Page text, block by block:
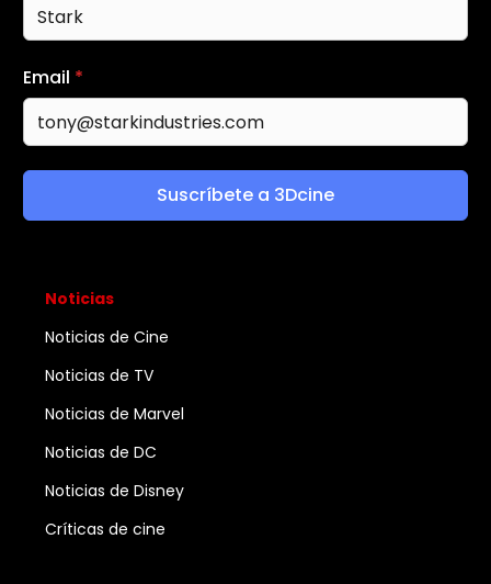
Email *
Suscríbete a 3Dcine
Noticias
Noticias de Cine
Noticias de TV
Noticias de Marvel
Noticias de DC
Noticias de Disney
Críticas de cine